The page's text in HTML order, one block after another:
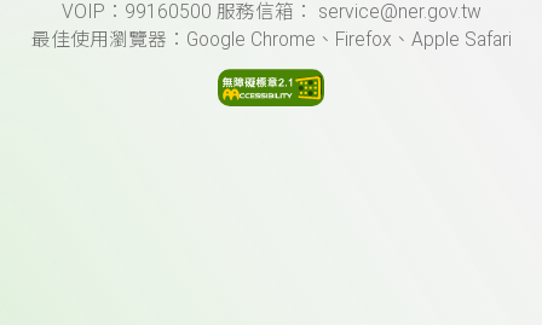
VOIP：99160500 服務信箱： service@ner.gov.tw
最佳使用瀏覽器：Google Chrome、Firefox、Apple Safari